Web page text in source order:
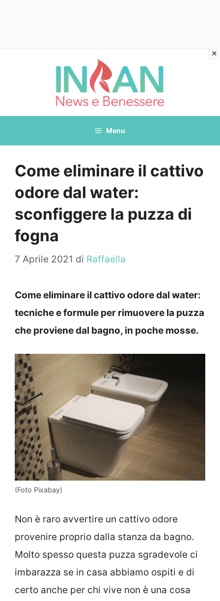
Menu
Come eliminare il cattivo
odore dal water:
sconfiggere la puzza di
fogna
7 Aprile 2021 di Raffaella
Come eliminare il cattivo odore dal water:
tecniche e formule per rimuovere la puzza
che proviene dal bagno, in poche mosse.
(Foto Pixabay)
Non è raro avvertire un cattivo odore
provenire proprio dalla stanza da bagno.
Molto spesso questa puzza sgradevole ci
imbarazza se in casa abbiamo ospiti e di
certo anche per chi vive non è una cosa